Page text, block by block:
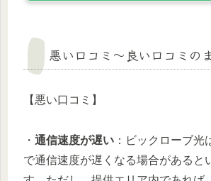
悪い口コミ〜良い口コミの
【悪い口コミ】
・ 通信速度が遅い ：ビックローブ光
で通信速度が遅くなる場合があると